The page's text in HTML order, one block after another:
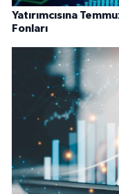
Yatırımcısına
Fonları